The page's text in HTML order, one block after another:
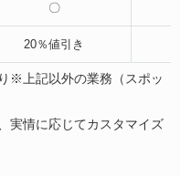
〇
20％値引き
※上記以外の業務（スポッ
実情に応じてカスタマイズ